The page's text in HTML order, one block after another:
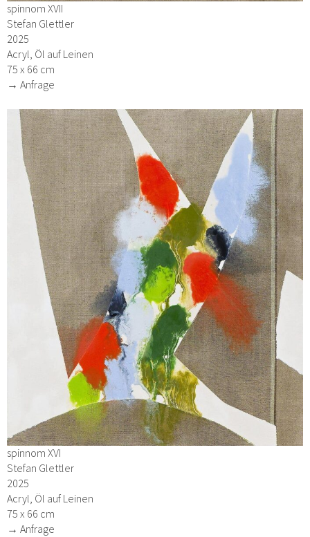
spinnom XVII
Stefan Glettler
2025
Acryl, Öl auf Leinen
75 x 66 cm
→ Anfrage
spinnom XVI
Stefan Glettler
2025
Acryl, Öl auf Leinen
75 x 66 cm
→ Anfrage